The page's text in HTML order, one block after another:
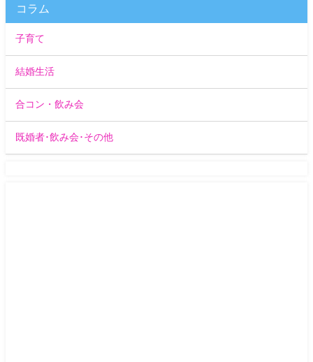
コラム
子育て
結婚生活
合コン・飲み会
既婚者･飲み会･その他